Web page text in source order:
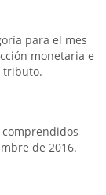
para el mes
monetaria e
tributo.
de 2016.